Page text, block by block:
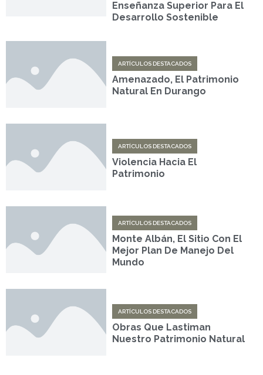
Enseñanza Superior Para El
Desarrollo Sostenible
ARTÍCULOS DESTACADOS
Amenazado, El Patrimonio
Natural En Durango
ARTÍCULOS DESTACADOS
Violencia Hacia El
Patrimonio
ARTÍCULOS DESTACADOS
Monte Albán, El Sitio Con El
Mejor Plan De Manejo Del
Mundo
ARTÍCULOS DESTACADOS
Obras Que Lastiman
Nuestro Patrimonio Natural